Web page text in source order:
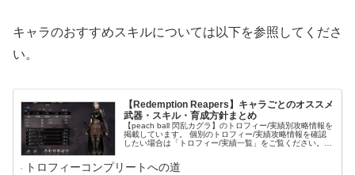
キャラのおすすめスキルについては以下を参照してくださ
い。
【Redemption Reapers】キャラごとのオススメ
武器・スキル・育成方針まとめ
【peach ball 閃乱カグラ】のトロフィー/実績別攻略情報を
掲載しています。 個別のトロフィー/実績攻略情報を確認
したい場合は「トロフィー/実績一覧」をご覧ください。
の攻略情報に移動できます。 これからコンプリート目指し
てプレイされる方は「プレイ方針」をご覧ください。 コン
トロフィーコンプリートへの道